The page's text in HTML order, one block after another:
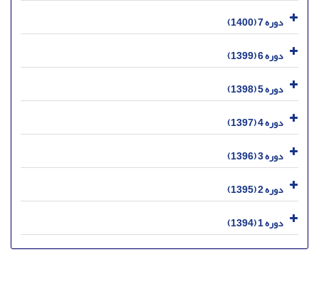
دوره 7 (1400)
دوره 6 (1399)
دوره 5 (1398)
دوره 4 (1397)
دوره 3 (1396)
دوره 2 (1395)
دوره 1 (1394)